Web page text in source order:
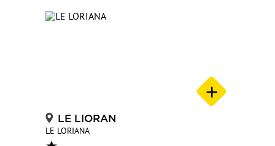
LE LIORAN
LE LORIANA